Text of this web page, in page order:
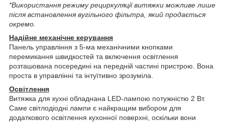
*Використання режиму рециркуляції витяжки можливе лише
після встановлення вугільного фільтра, який продається
окремо.
Надійне механічне керування
Панель управління з 5-ма механічними кнопками
перемикання швидкостей та включення освітлення
розташована посередині на передній частині пристрою. Вона
проста в управлінні та інтуїтивно зрозуміла.
Освітлення
Витяжка для кухні обладнана LED-лампою потужністю 2 Вт.
Саме світлодіодні лампи є найкращим вибором для
додаткового освітлення кухонної поверхні, оскільки вони